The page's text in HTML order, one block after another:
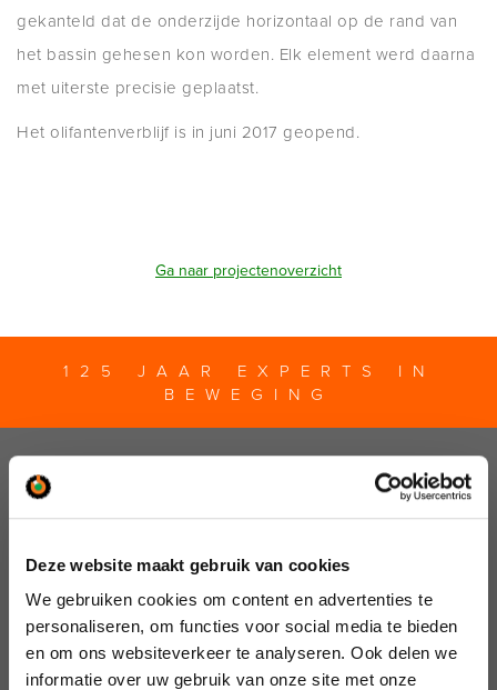
Deze website maakt gebruik van cookies
We gebruiken cookies om content en advertenties te
personaliseren, om functies voor social media te bieden
en om ons websiteverkeer te analyseren. Ook delen we
informatie over uw gebruik van onze site met onze
gekanteld dat de onderzijde horizontaal op de rand van
het bassin gehesen kon worden. Elk element werd daarna
met uiterste precisie geplaatst.
Het olifantenverblijf is in juni 2017 geopend.
Ga naar projectenoverzicht
125 JAAR EXPERTS IN
BEWEGING